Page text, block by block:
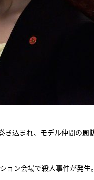
き込まれ、モデル仲間の周
ン会場で殺人事件が発生